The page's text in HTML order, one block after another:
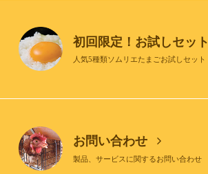
初回限定！お試しセット
人気5種類ソムリエたまごお試しセット
お問い合わせ
製品、サービスに関するお問い合わせ